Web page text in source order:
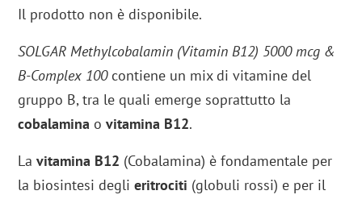
Il prodotto non è disponibile.
SOLGAR Methylcobalamin (Vitamin B12) 5000 mcg &
B-Complex 100contiene un mix di vitamine del
gruppo B, tra le quali emerge soprattutto la
cobalamina o vitamina B12.
La vitamina B12 (Cobalamina) è fondamentale per
la biosintesi deglieritrociti (globuli rossi) e per il